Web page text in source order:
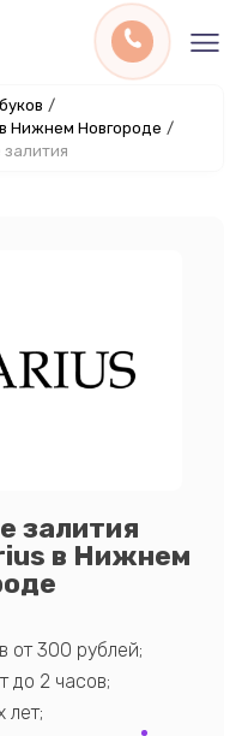
/
Нижнем Новгороде /
залития
в Нижнем
от 300 рублей;
до 2 часов;
лет;